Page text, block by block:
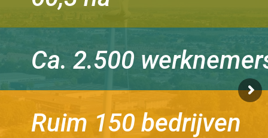
Ca. 2.500
Ruim 150 bedrijven